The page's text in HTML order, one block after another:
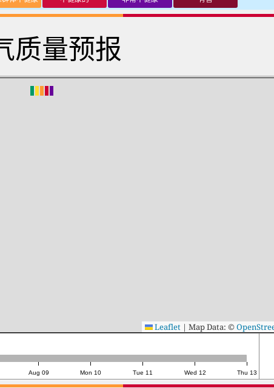
质量预报
Leaflet | Map Data: ©
Aug 09 Mon 10 Tue 11 Wed 12 Thu 13